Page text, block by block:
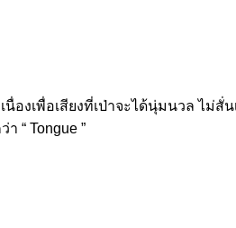
องเพื่อเสียงที่เป่าจะได้นุ่มนวล ไม่สั่
“ Tongue ”